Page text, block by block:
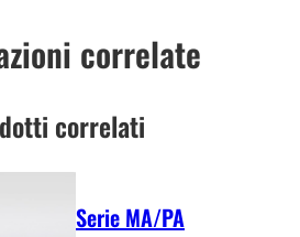
correlate
correlati
Serie MA/PA